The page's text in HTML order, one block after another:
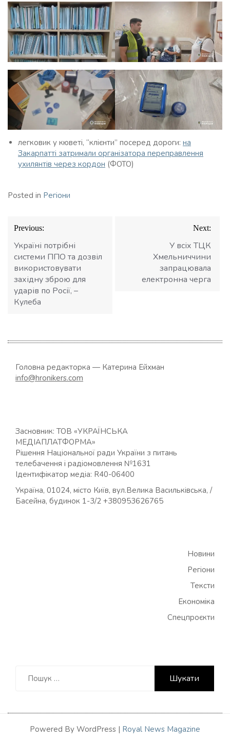
легковик у кюветі, “клієнти” посеред дороги: на
Закарпатті затримали організатора переправлення
ухилянтів через кордон (ФОТО)
Posted in Регіони
Навігація
записів
Previous:
Україні потрібні
системи ППО та дозвіл
використовувати
західну зброю для
ударів по Росії, –
Кулеба
Next:
У всіх ТЦК
Хмельниччини
запрацювала
електронна черга
Головна редакторка — Катерина Ейхман
info@hronikers.com
Засновник: ТОВ «УКРАЇНСЬКА
МЕДІАПЛАТФОРМА»
Рішення Національної ради України з питань
телебачення і радіомовлення №1631
Ідентифікатор медіа: R40-06400
Україна, 01024, місто Київ, вул.Велика Васильківська, /
Басейна, будинок 1-3/2 +380953626765
Новини
Регіони
Тексти
Економіка
Спецпроєкти
Powered By WordPress | Royal News Magazine